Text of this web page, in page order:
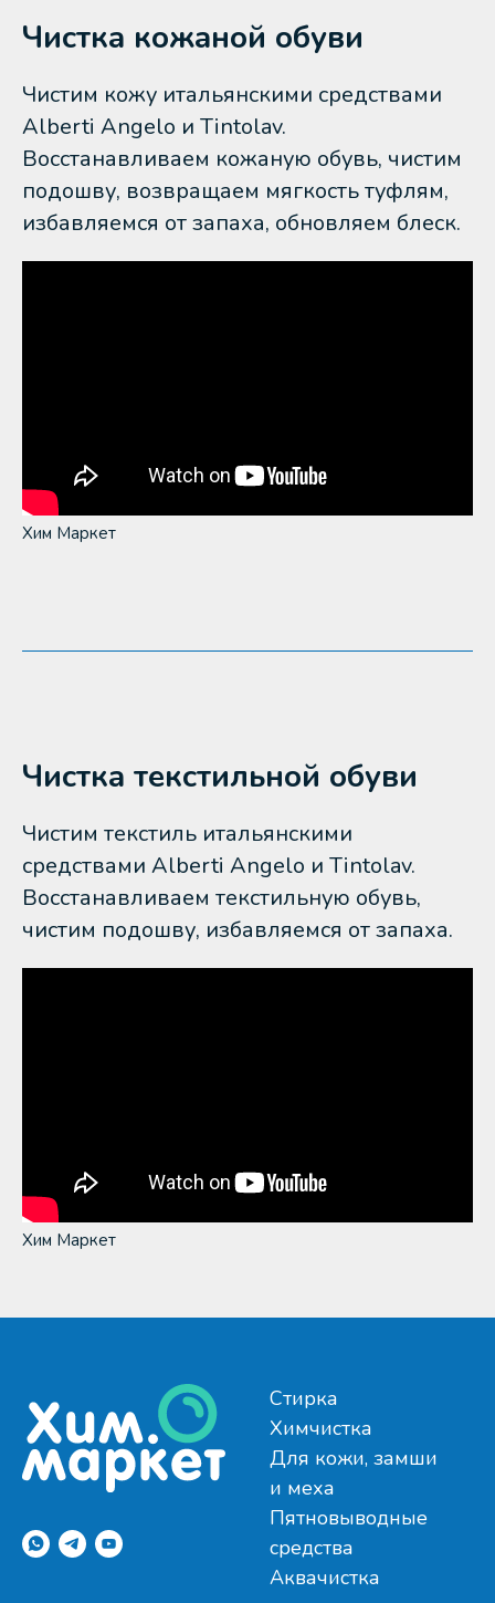
Чистка кожаной обуви
Чистим кожу итальянскими средствами
Alberti Angelo и Tintolav.
Восстанавливаем кожаную обувь, чистим
подошву, возвращаем мягкость туфлям,
избавляемся от запаха, обновляем блеск.
Хим Маркет
Чистка текстильной обуви
Чистим текстиль итальянскими
средствами Alberti Angelo и Tintolav.
Восстанавливаем текстильную обувь,
чистим подошву, избавляемся от запаха.
Хим Маркет
Стирка
Химчистка
Для кожи, замши
и меха
Пятновыводные
средства
Аквачистка